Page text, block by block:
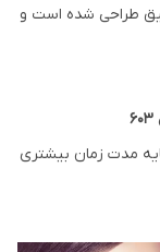
طراحی شده است و
مدت زمان بیشتری